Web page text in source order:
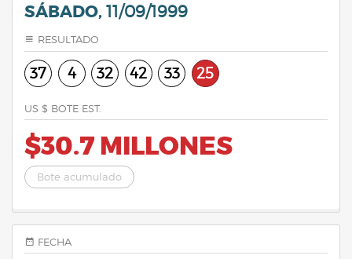
SÁBADO, 11/09/1999
RESULTADO
37 4 32 42 33 25
US $ BOTE EST.
$30.7 MILLONES
Bote acumulado
FECHA